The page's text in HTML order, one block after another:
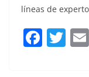
líneas de
F T